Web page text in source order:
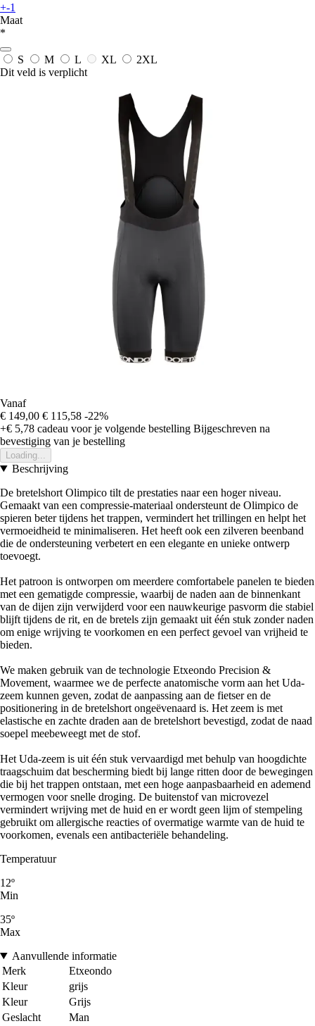
+-1
Maat
*
S M L XL
2XL
Dit veld is verplicht
Vanaf
€ 149,00 € 115,58 -22%
+€ 5,78 cadeau voor je volgende bestelling Bijgeschreven na
bevestiging van je bestelling
Loading...
Beschrijving
De bretelshort Olimpico tilt de prestaties naar een hoger niveau.
Gemaakt van een compressie-materiaal ondersteunt de Olimpico de
spieren beter tijdens het trappen, vermindert het trillingen en helpt het
vermoeidheid te minimaliseren. Het heeft ook een zilveren beenband
die de ondersteuning verbetert en een elegante en unieke ontwerp
toevoegt.
Het patroon is ontworpen om meerdere comfortabele panelen te bieden
met een gematigde compressie, waarbij de naden aan de binnenkant
van de dijen zijn verwijderd voor een nauwkeurige pasvorm die stabiel
blijft tijdens de rit, en de bretels zijn gemaakt uit één stuk zonder naden
om enige wrijving te voorkomen en een perfect gevoel van vrijheid te
bieden.
We maken gebruik van de technologie Etxeondo Precision &
Movement, waarmee we de perfecte anatomische vorm aan het Uda-
zeem kunnen geven, zodat de aanpassing aan de fietser en de
positionering in de bretelshort ongeëvenaard is. Het zeem is met
elastische en zachte draden aan de bretelshort bevestigd, zodat de naad
soepel meebeweegt met de stof.
Het Uda-zeem is uit één stuk vervaardigd met behulp van hoogdichte
traagschuim dat bescherming biedt bij lange ritten door de bewegingen
die bij het trappen ontstaan, met een hoge aanpasbaarheid en ademend
vermogen voor snelle droging. De buitenstof van microvezel
vermindert wrijving met de huid en er wordt geen lijm of stempeling
gebruikt om allergische reacties of overmatige warmte van de huid te
voorkomen, evenals een antibacteriële behandeling.
Temperatuur
12º
Min
35º
Max
Aanvullende informatie
Merk
Etxeondo
Kleur
grijs
Kleur
Grijs
Geslacht
Man